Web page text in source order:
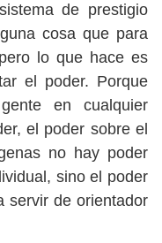
de prestigio
cosa que para
lo que hace es
el poder. Porque
en cualquier
el poder sobre el
no hay poder
sino el poder
servir de orientador